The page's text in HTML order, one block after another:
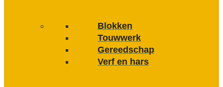
Blokken
Touwwerk
Gereedschap
Verf en hars